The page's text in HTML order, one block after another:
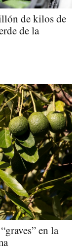
de kilos de
de la
en la